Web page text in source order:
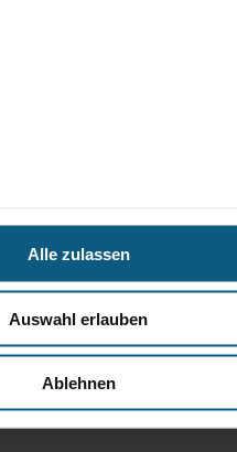
Alle zulassen
Auswahl erlauben
Ablehnen